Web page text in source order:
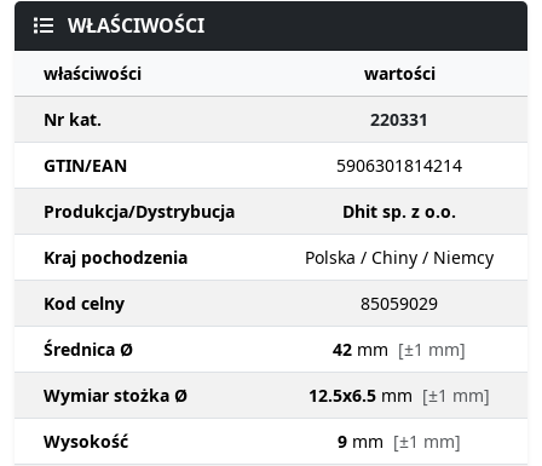
WŁAŚCIWOŚCI
właściwości
wartości
Nr kat.
220331
GTIN/EAN
5906301814214
Produkcja/Dystrybucja
Dhit sp. z o.o.
Kraj pochodzenia
Polska / Chiny / Niemcy
Kod celny
85059029
Średnica Ø
42 mm [±1 mm]
Wymiar stożka Ø
12.5x6.5 mm [±1 mm]
Wysokość
9 mm [±1 mm]